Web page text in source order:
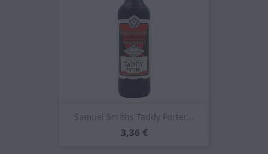
Samuel Smiths Taddy Porter...
Prezzo
3,36 €